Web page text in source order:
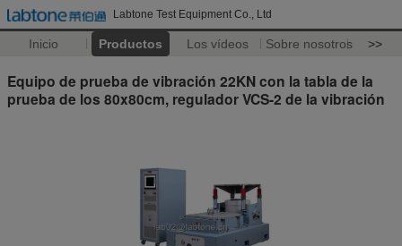
Labtone Test Equipment Co., Ltd
Inicio Productos Los vídeos Sobre nosotros >>
Equipo de prueba de vibración 22KN con la tabla de la
prueba de los 80x80cm, regulador VCS-2 de la vibración